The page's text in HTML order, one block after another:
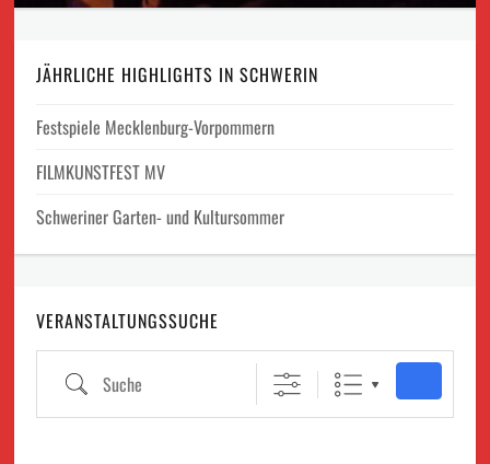
JÄHRLICHE HIGHLIGHTS IN SCHWERIN
Festspiele Mecklenburg-Vorpommern
FILMKUNSTFEST MV
Schweriner Garten- und Kultursommer
VERANSTALTUNGSSUCHE
Suche